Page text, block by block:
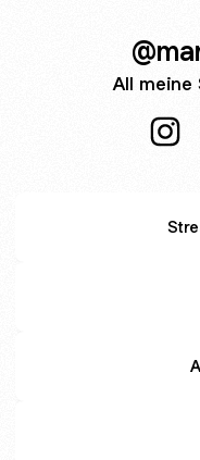
All meine